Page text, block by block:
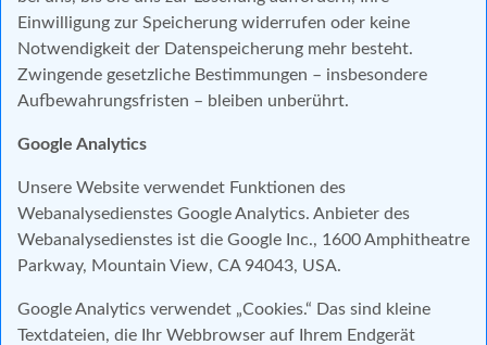
Einwilligung zur Speicherung widerrufen oder keine
Notwendigkeit der Datenspeicherung mehr besteht.
Zwingende gesetzliche Bestimmungen – insbesondere
Aufbewahrungsfristen – bleiben unberührt.
Google Analytics
Unsere Website verwendet Funktionen des
Webanalysedienstes Google Analytics. Anbieter des
Webanalysedienstes ist die Google Inc., 1600 Amphitheatre
Parkway, Mountain View, CA 94043, USA.
Google Analytics verwendet „Cookies.“ Das sind kleine
Textdateien, die Ihr Webbrowser auf Ihrem Endgerät